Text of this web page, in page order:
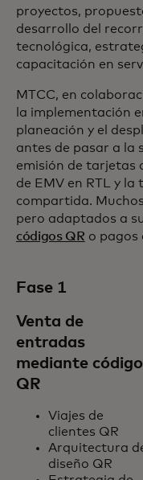
proyectos,
desarrollo del
tecnológica,
capacitación en
MTCC, en
la implementación
planeación y el
antes de pasar a la
emisión de tarjetas
de EMV en RTL y
compartida.
pero adaptados a
códigos QR o pagos
Fase 1
Venta de
entradas
mediante código
QR
Viajes de
clientes QR
Arquitectura
diseño QR